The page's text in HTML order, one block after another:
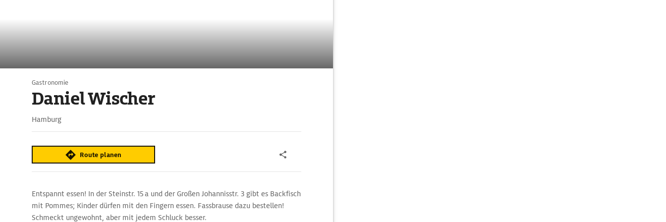
Gastronomie
Daniel Wischer
Hamburg
Route planen
Entspannt essen! In der Steinstr. 15 a und der Großen Johannisstr. 3 gibt es Backfisch
mit Pommes; Kinder dürfen mit den Fingern essen. Fassbrause dazu bestellen!
Schmeckt ungewohnt, aber mit jedem Schluck besser.